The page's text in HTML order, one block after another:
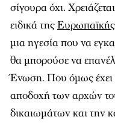
σίγουρα όχι.
ειδικά της
μια ηγεσία που να
θα μπορούσε να
Ένωση. Που όμως έχει
αποδοχή των αρχών
δικαιωμάτων και την